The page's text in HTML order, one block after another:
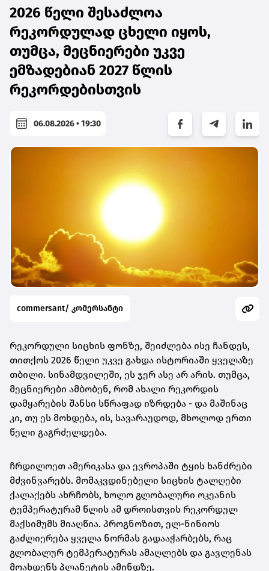
2026 წელი შესაძლოა
რეკორდულად ცხელი იყოს,
თუმცა, მეცნიერები უკვე
ემზადებიან 2027 წლის
რეკორდებისთვის
06.08.2026 • 19:30
commersant/ კომერსანტი
რეკორდული სიცხის ფონზე, შეიძლება ისე ჩანდეს,
თითქოს 2026 წელი უკვე გახდა ისტორიაში ყველაზე
თბილი. სინამდვილეში, ეს ჯერ ასე არ არის. თუმცა,
მეცნიერები ამბობენ, რომ ახალი რეკორდის
დამყარების შანსი სწრაფად იზრდება - და მაშინაც
კი, თუ ეს მოხდება, ის, სავარაუდოდ, მხოლოდ ერთი
წელი გაგრძელდება.
ჩრდილოეთ ამერიკასა და ევროპაში ტყის ხანძრები
მძვინვარებს. მომაკვდინებელი სიცხის ტალღები
ქალაქებს ახრჩობს, ხოლო გლობალური ოკეანის
ტემპერატურამ წლის ამ დროისთვის რეკორდულ
მაქსიმუმს მიაღწია. პროგნოზით, ელ-ნინიოს
გაძლიერება ყველა ნორმას გადააჭარბებს, რაც
გლობალურ ტემპერატურას ამაღლებს და გავლენას
მოახდენს პლანეტის ამინდზე.